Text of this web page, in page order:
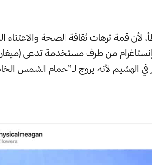
لأن قمة ترهات ثقافة الصحة
من طرف مستخدمة تدعى (ميغان
في الهشيم لأنه يروج لـ”حمام الشمس